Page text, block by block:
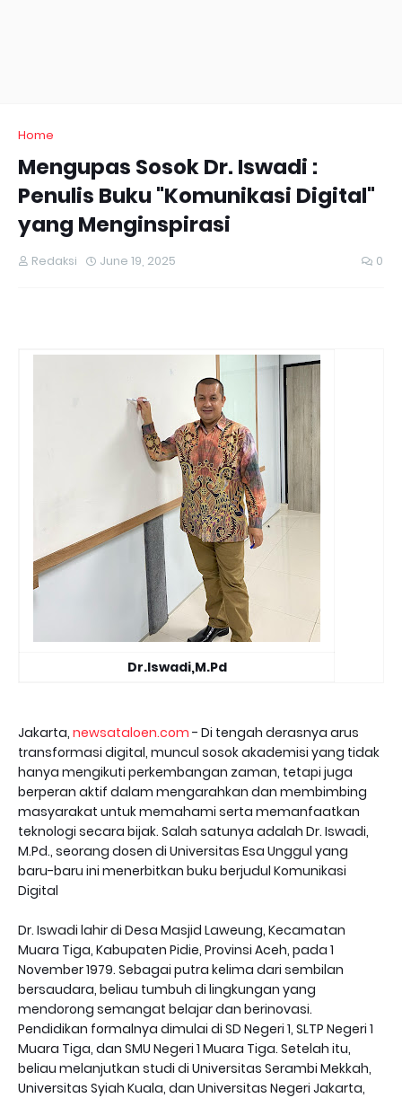
Home
Mengupas Sosok Dr. Iswadi :
Penulis Buku "Komunikasi Digital"
yang Menginspirasi
Redaksi June 19, 2025 0
Dr.Iswadi,M.Pd
Jakarta, newsataloen.com - Di tengah derasnya arus
transformasi digital, muncul sosok akademisi yang tidak
hanya mengikuti perkembangan zaman, tetapi juga
berperan aktif dalam mengarahkan dan membimbing
masyarakat untuk memahami serta memanfaatkan
teknologi secara bijak. Salah satunya adalah Dr. Iswadi,
M.Pd., seorang dosen di Universitas Esa Unggul yang
baru-baru ini menerbitkan buku berjudul Komunikasi
Digital
Dr. Iswadi lahir di Desa Masjid Laweung, Kecamatan
Muara Tiga, Kabupaten Pidie, Provinsi Aceh, pada 1
November 1979. Sebagai putra kelima dari sembilan
bersaudara, beliau tumbuh di lingkungan yang
mendorong semangat belajar dan berinovasi.
Pendidikan formalnya dimulai di SD Negeri 1, SLTP Negeri 1
Muara Tiga, dan SMU Negeri 1 Muara Tiga. Setelah itu,
beliau melanjutkan studi di Universitas Serambi Mekkah,
Universitas Syiah Kuala, dan Universitas Negeri Jakarta,